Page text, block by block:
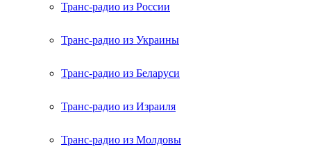
Транс-радио из России
Транс-радио из Украины
Транс-радио из Беларуси
Транс-радио из Израиля
Транс-радио из Молдовы